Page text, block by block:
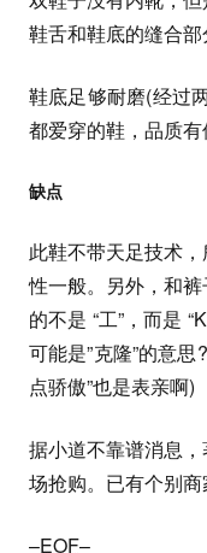
鞋舌和鞋底的缝合部
鞋底足够耐磨(经过
都爱穿的鞋，品质有
缺点
此鞋不带天足技术
性一般。另外，和
的不是 “工”，而是
可能是”克隆”的意
点骄傲”也是表亲啊)
据小道不靠谱消息
场抢购。已有个别商
–EOF–